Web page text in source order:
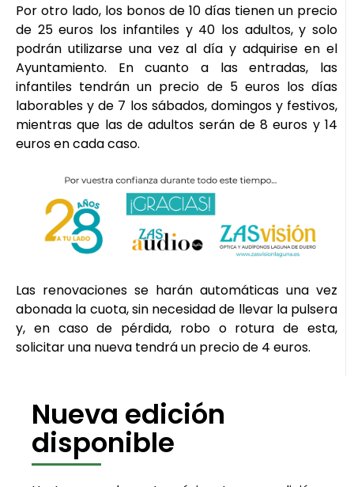
Por otro lado, los bonos de 10 días tienen un precio
de 25 euros los infantiles y 40 los adultos, y solo
podrán utilizarse una vez al día y adquirise en el
Ayuntamiento. En cuanto a las entradas, las
infantiles tendrán un precio de 5 euros los días
laborables y de 7 los sábados, domingos y festivos,
mientras que las de adultos serán de 8 euros y 14
euros en cada caso.
Las renovaciones se harán automáticas una vez
abonada la cuota, sin necesidad de llevar la pulsera
y, en caso de pérdida, robo o rotura de esta,
solicitar una nueva tendrá un precio de 4 euros.
Nueva edición
disponible